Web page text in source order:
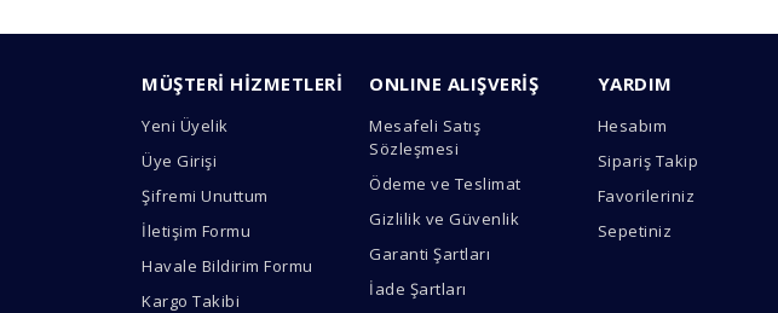
Ürün açıklamasında eksik bilgiler bulunuyor.
Ürün bilgilerinde hatalar bulunuyor.
Ürün fiyatı diğer sitelerden daha pahalı.
Bu ürüne benzer farklı alternatifler olmalı.
MÜŞTERİ HİZMETLERİ
Yeni Üyelik
Üye Girişi
Şifremi Unuttum
İletişim Formu
Havale Bildirim Formu
Kargo Takibi
ONLINE ALIŞVERİŞ
Mesafeli Satış
Sözleşmesi
Ödeme ve Teslimat
Gizlilik ve Güvenlik
Garanti Şartları
İade Şartları
YARDIM
Hesabım
Sipariş Takip
Favorileriniz
Sepetiniz